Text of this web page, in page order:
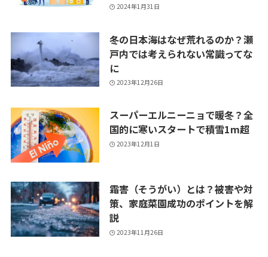
2024年1月31日
冬の日本海はなぜ荒れるのか？瀬
戸内では考えられない常識ってな
に
2023年12月26日
スーパーエルニーニョで暖冬？全
国的に寒いスタートで積雪1m超
2023年12月1日
霜害（そうがい）とは？被害や対
策、家庭菜園成功のポイントを解
説
2023年11月26日